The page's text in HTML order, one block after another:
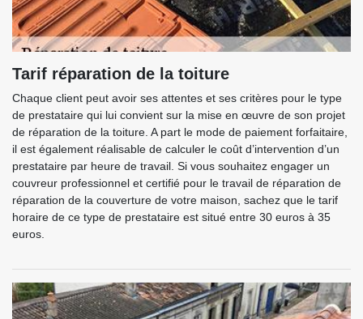
Tarif réparation de la toiture
Chaque client peut avoir ses attentes et ses critères pour le type
de prestataire qui lui convient sur la mise en œuvre de son projet
de réparation de la toiture. A part le mode de paiement forfaitaire,
il est également réalisable de calculer le coût d’intervention d’un
prestataire par heure de travail. Si vous souhaitez engager un
couvreur professionnel et certifié pour le travail de réparation de
réparation de la couverture de votre maison, sachez que le tarif
horaire de ce type de prestataire est situé entre 30 euros à 35
euros.